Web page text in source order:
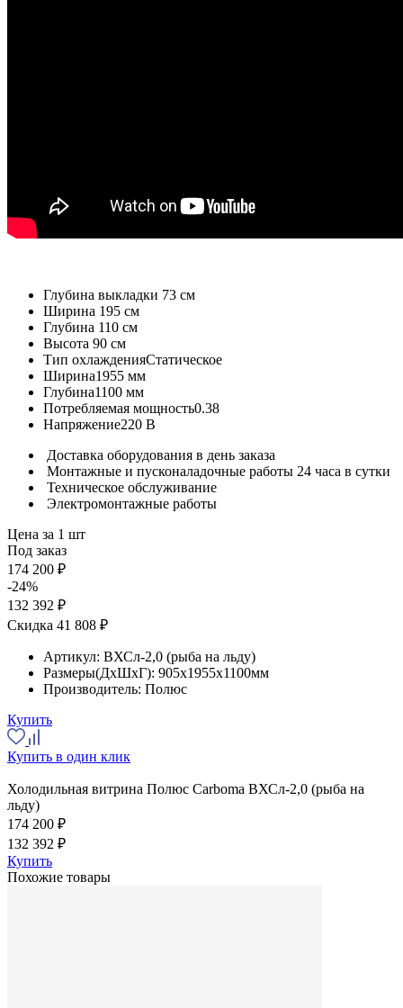
Глубина выкладки 73 см
Ширина 195 см
Глубина 110 см
Высота 90 см
Тип охлажденияСтатическое
Ширина1955 мм
Глубина1100 мм
Потребляемая мощность0.38
Напряжение220 В
Доставка оборудования в день заказа
Монтажные и пусконаладочные работы 24 часа в сутки
Техническое обслуживание
Электромонтажные работы
Цена за 1 шт
Под заказ
174 200 ₽
-24%
132 392 ₽
Скидка 41 808 ₽
Артикул: ВХСл-2,0 (рыба на льду)
Размеры(ДхШхГ): 905x1955x1100мм
Производитель: Полюс
Купить
Купить в один клик
Холодильная витрина Полюс Carboma ВХСл-2,0 (рыба на
льду)
174 200 ₽
132 392 ₽
Купить
Похожие товары